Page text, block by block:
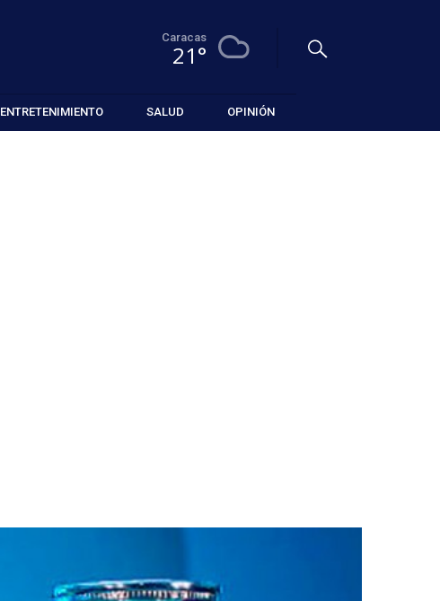
Caracas
21°
ENTRETENIMIENTO SALUD OPINIÓN